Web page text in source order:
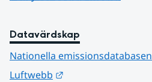
Datavärdskap
Nationella emissionsdatabasen
Luftwebb